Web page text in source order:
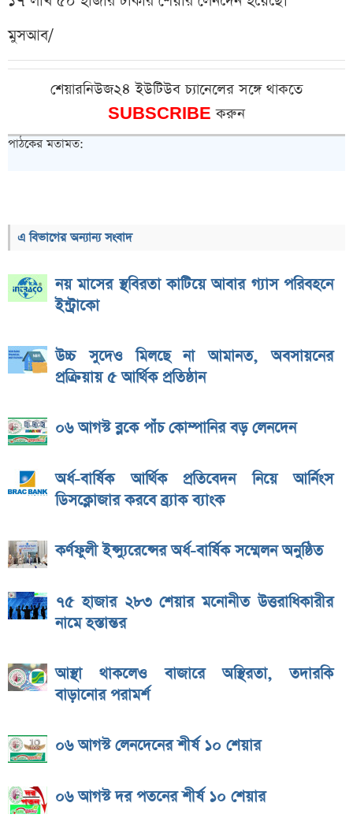
মুসআব/
শেয়ারনিউজ২৪ ইউটিউব চ্যানেলের সঙ্গে থাকতে
SUBSCRIBEকরুন
পাঠকের মতামত:
এ বিভাগের অন্যান্য সংবাদ
নয় মাসের স্থবিরতা কাটিয়ে আবার গ্যাস পরিবহনে
ইন্ট্রাকো
উচ্চ সুদেও মিলছে না আমানত, অবসায়নের
প্রক্রিয়ায় ৫ আর্থিক প্রতিষ্ঠান
০৬ আগস্ট ব্লকে পাঁচ কোম্পানির বড় লেনদেন
অর্ধ-বার্ষিক আর্থিক প্রতিবেদন নিয়ে আর্নিংস
ডিসক্লোজার করবে ব্র্যাক ব্যাংক
কর্ণফুলী ইন্স্যুরেন্সের অর্ধ-বার্ষিক সম্মেলন অনুষ্ঠিত
৭৫ হাজার ২৮৩ শেয়ার মনোনীত উত্তরাধিকারীর
নামে হস্তান্তর
আস্থা থাকলেও বাজারে অস্থিরতা, তদারকি
বাড়ানোর পরামর্শ
০৬ আগস্ট লেনদেনের শীর্ষ ১০ শেয়ার
০৬ আগস্ট দর পতনের শীর্ষ ১০ শেয়ার